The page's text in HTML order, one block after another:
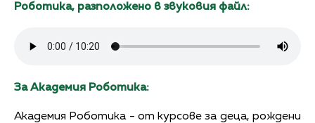
Роботика, разположено в звуковия файл:
За Академия Роботика:
Академия Роботика - от курсове за деца, рождени